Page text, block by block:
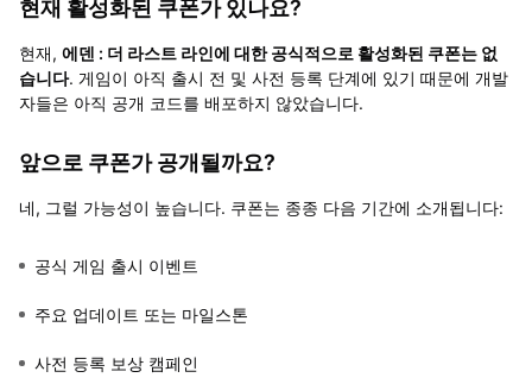
현재 활성화된 쿠폰가 있나요?
현재, 에덴 : 더 라스트 라인에 대한 공식적으로 활성화된 쿠폰는 없
습니다. 게임이 아직 출시 전 및 사전 등록 단계에 있기 때문에 개발
자들은 아직 공개 코드를 배포하지 않았습니다.
앞으로 쿠폰가 공개될까요?
네, 그럴 가능성이 높습니다. 쿠폰는 종종 다음 기간에 소개됩니다:
공식 게임 출시 이벤트
주요 업데이트 또는 마일스톤
사전 등록 보상 캠페인